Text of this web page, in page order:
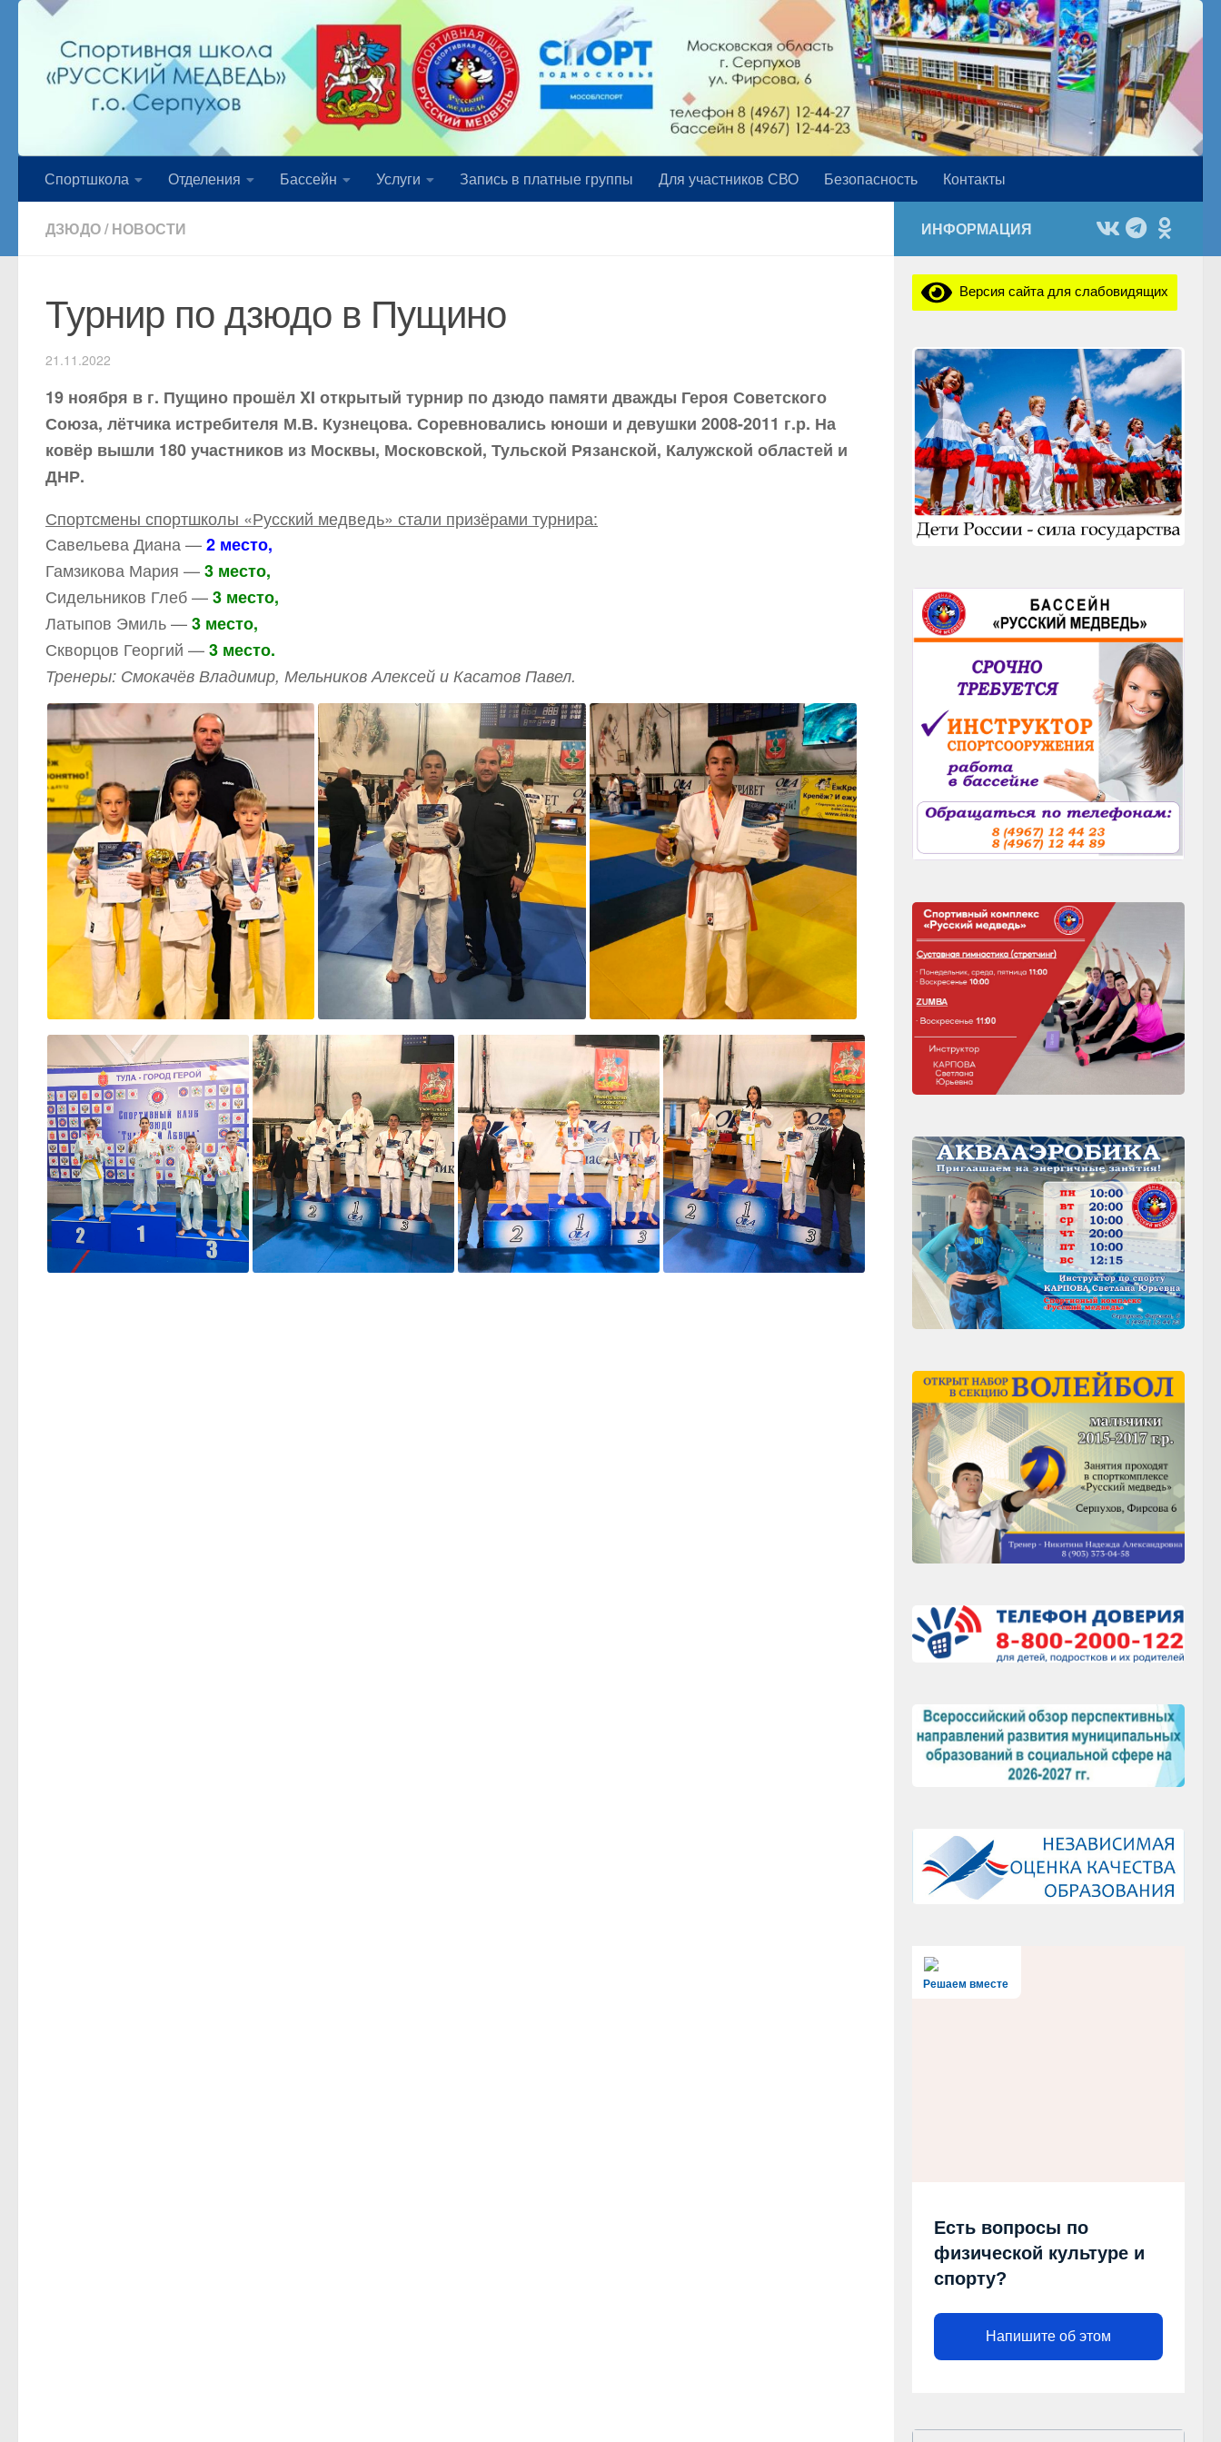
Спортшкола Отделения Бассейн Услуги Запись в платные группы Для участников СВО Безопасность Контакты
ДЗЮДО/ НОВОСТИ
Турнир по дзюдо в Пущино
21.11.2022
19 ноября в г. Пущино прошёл XI открытый турнир по дзюдо памяти дважды Героя Советского
Союза, лётчика истребителя М.В. Кузнецова. Соревновались юноши и девушки 2008-2011 г.р. На
ковёр вышли 180 участников из Москвы, Московской, Тульской Рязанской, Калужской областей и
ДНР.
Спортсмены спортшколы «Русский медведь» стали призёрами турнира:
Савельева Диана —2 место,
Гамзикова Мария —3 место,
Сидельников Глеб —3 место,
Латыпов Эмиль —3 место,
Скворцов Георгий —3 место.
Тренеры: Смокачёв Владимир, Мельников Алексей и Касатов Павел.
ИНФОРМАЦИЯ
Версия сайта для слабовидящих
Решаем вместе
Есть вопросы по
физической культуре и
спорту?
Напишите об этом